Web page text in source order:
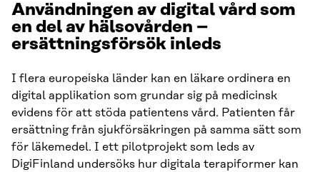
Användningen av digital vård som
en del av hälsovården –
ersättningsförsök inleds
I flera europeiska länder kan en läkare ordinera en
digital applikation som grundar sig på medicinsk
evidens för att stöda patientens vård. Patienten får
ersättning från sjukförsäkringen på samma sätt som
för läkemedel. I ett pilotprojekt som leds av
DigiFinland undersöks hur digitala terapiformer kan